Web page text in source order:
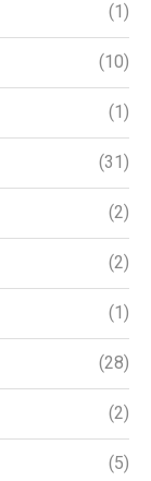
(1)
(10)
(1)
(31)
(2)
(2)
(1)
(28)
(2)
(5)